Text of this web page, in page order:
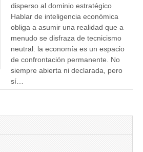
disperso al dominio estratégico
Hablar de inteligencia económica
obliga a asumir una realidad que a
menudo se disfraza de tecnicismo
neutral: la economía es un espacio
de confrontación permanente. No
siempre abierta ni declarada, pero
sí…